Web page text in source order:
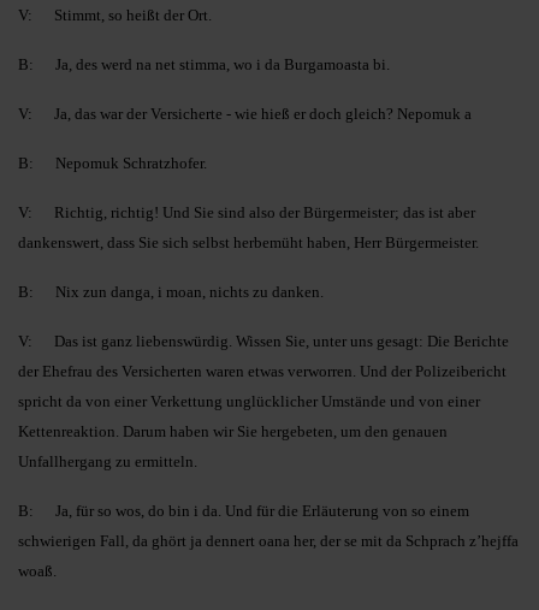
V: Stimmt, so heißt der Ort.
B: Ja, des werd na net stimma, wo i da Burgamoasta bi.
V: Ja, das war der Versicherte - wie hieß er doch gleich? Nepomuk a
B: Nepomuk Schratzhofer.
V: Richtig, richtig! Und Sie sind also der Bürgermeister; das ist aber
dankenswert, dass Sie sich selbst herbemüht haben, Herr Bürgermeister.
B: Nix zun danga, i moan, nichts zu danken.
V: Das ist ganz liebenswürdig. Wissen Sie, unter uns gesagt: Die Berichte
der Ehefrau des Versicherten waren etwas verworren. Und der Polizeibericht
spricht da von einer Verkettung unglücklicher Umstände und von einer
Kettenreaktion. Darum haben wir Sie hergebeten, um den genauen
Unfallhergang zu ermitteln.
B: Ja, für so wos, do bin i da. Und für die Erläuterung von so einem
schwierigen Fall, da ghört ja dennert oana her, der se mit da Schprach z’hejffa
woaß.